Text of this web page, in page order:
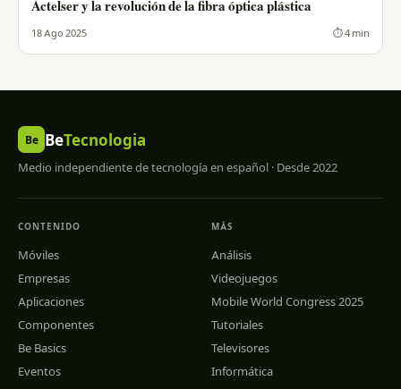
Actelser y la revolución de la fibra óptica plástica
18 Ago 2025 ⏱ 4 min
Be BeTecnologia
Medio independiente de tecnología en español · Desde 2022
CONTENIDO
Móviles
Empresas
Aplicaciones
Componentes
Be Basics
Eventos
MÁS
Análisis
Videojuegos
Mobile World Congress 2025
Tutoriales
Televisores
Informática